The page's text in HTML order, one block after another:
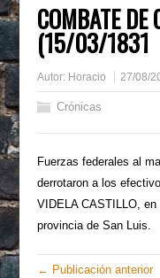
COMBATE
(15/03/1831
Autor: Horacio 27/08/
Crónicas
Fuerzas federales al
derrotaron a los
VIDELA CASTILLO,
provincia de San Luis.
← Publicación anterior